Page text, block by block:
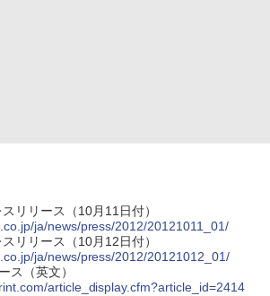
リリース（10月11日付）
ja/news/press/2012/20121011_01/
リリース（10月12日付）
ja/news/press/2012/20121012_01/
ス（英文）
article_display.cfm?article_id=2414